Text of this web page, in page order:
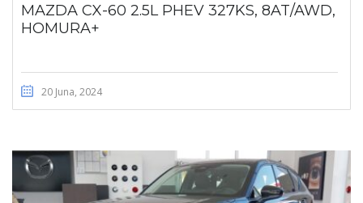
MAZDA CX-60 2.5L PHEV 327KS, 8AT/AWD,
HOMURA+
20 Juna, 2024